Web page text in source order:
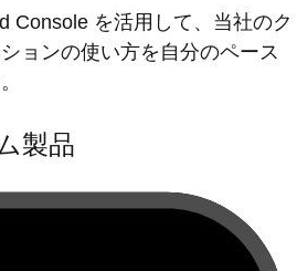
Console を活用して、当社のク
ョンの使い方を自分のペース
製品